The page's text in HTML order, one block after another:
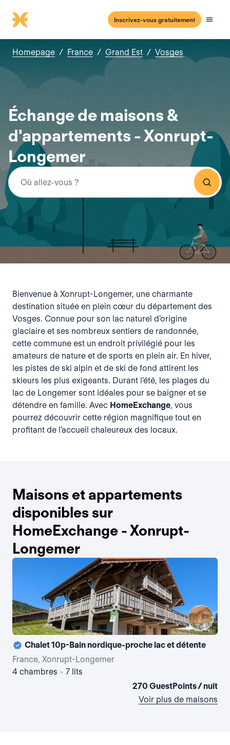
Inscrivez-vous gratuitement
Homepage / France / Grand Est / Vosges
Échange de maisons &
d'appartements - Xonrupt-
Longemer
Bienvenue à Xonrupt-Longemer, une charmante
destination située en plein cœur du département des
Vosges. Connue pour son lac naturel d'origine
glaciaire et ses nombreux sentiers de randonnée,
cette commune est un endroit privilégié pour les
amateurs de nature et de sports en plein air. En hiver,
les pistes de ski alpin et de ski de fond attirent les
skieurs les plus exigeants. Durant l'été, les plages du
lac de Longemer sont idéales pour se baigner et se
détendre en famille. Avec HomeExchange, vous
pourrez découvrir cette région magnifique tout en
profitant de l'accueil chaleureux des locaux.
Maisons et appartements
disponibles sur
HomeExchange - Xonrupt-
Longemer
Chalet 10p-Bain nordique-proche lac et détente
France, Xonrupt-Longemer
4 chambres • 7 lits
270 GuestPoints / nuit
Voir plus de maisons